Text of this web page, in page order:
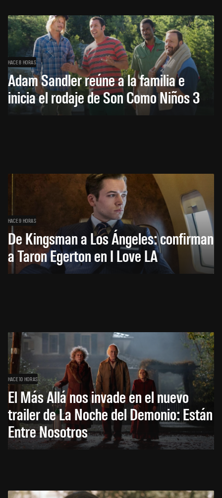
HACE 8 HORAS
Adam Sandler reúne a la familia e
inicia el rodaje de Son Como Niños 3
HACE 9 HORAS
De Kingsman a Los Ángeles: confirman
a Taron Egerton en I Love LA
HACE 10 HORAS
El Más Allá nos invade en el nuevo
trailer de La Noche del Demonio: Están
Entre Nosotros